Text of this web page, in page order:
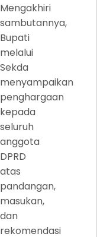
Mengakhiri
sambutannya,
Bupati
melalui
Sekda
menyampaikan
penghargaan
kepada
seluruh
anggota
DPRD
atas
pandangan,
masukan,
dan
rekomendasi